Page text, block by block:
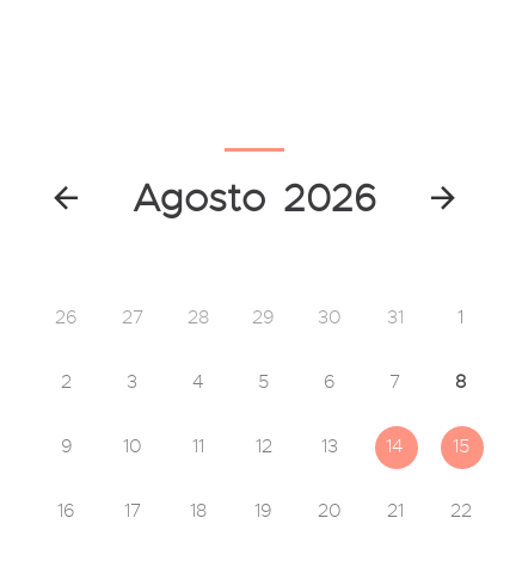
Agosto 2026
26 27 28 29 30 31 1
2 3 4 5 6 7 8
9 10 11 12 13 14 15
16 17 18 19 20 21 22